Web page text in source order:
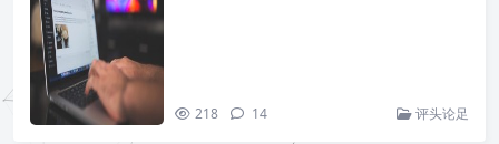
218 14 评头论足